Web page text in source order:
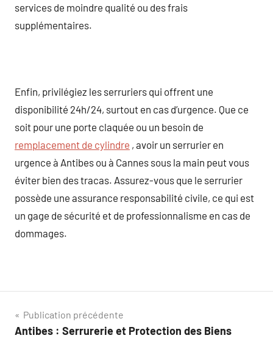
services de moindre qualité ou des frais
supplémentaires.
Enfin, privilégiez les serruriers qui offrent une
disponibilité 24h/24, surtout en cas d’urgence. Que ce
soit pour une porte claquée ou un besoin de
remplacement de cylindre , avoir un serrurier en
urgence à Antibes ou à Cannes sous la main peut vous
éviter bien des tracas. Assurez-vous que le serrurier
possède une assurance responsabilité civile, ce qui est
un gage de sécurité et de professionnalisme en cas de
dommages.
Navigation
de
Publication précédente
Antibes : Serrurerie et Protection des Biens